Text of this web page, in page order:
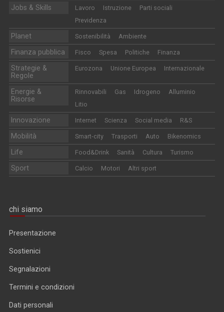
Jobs & Skills Lavoro Istruzione
Parti sociali
Previdenza
Planet Sostenibilità Ambiente
Finanza pubblica Fisco Spesa Politiche Finanza
Strategie &
Regole
Eurozona Unione Europea Internazionale
Energie &
Risorse
Rinnovabili Gas Idrogeno
Alluminio
Litio
Innovazione Internet Scienza Social media R&S
Mobilità Smart-city Trasporti Auto Bikenomics
Life Food&Drink Sanità Cultura Turismo
Sport Calcio Motori Altri sport
chi siamo
Presentazione
Sostienici
Segnalazioni
Termini e condizioni
Dati personali